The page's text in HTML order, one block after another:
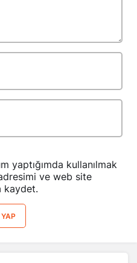
yaptığımda kullanılmak
ve web site
kaydet.
YAP